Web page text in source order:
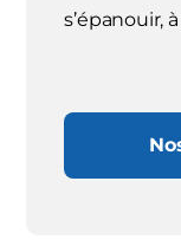
s’épanouir,